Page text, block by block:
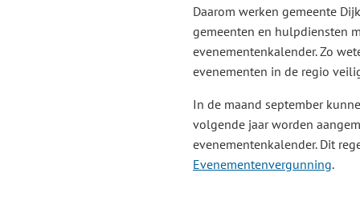
Daarom werken gemeente
gemeenten en hulpdiensten
evenementenkalender. Zo
evenementen in de regio
In de maand september
volgende jaar worden
evenementenkalender. Dit
Evenementenvergunning.